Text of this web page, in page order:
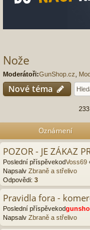
Nože
Moderátoři:GunShop.cz
Nové téma
Oznámení
POZOR - JE ZÁKAZ
Poslední příspěvekodVoss69
Napsalv Zbraně a střelivo
Odpovědi: 3
Pravidla fora -
Poslední příspěvekod
Napsalv Zbraně a střelivo